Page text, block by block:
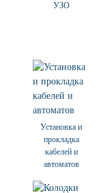
УЗО
Установка и
прокладка
кабелей и
автоматов